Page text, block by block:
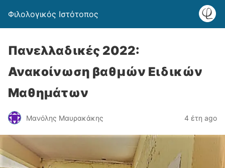
Φιλολογικός Ιστότοπος
Πανελλαδικές 2022:
Ανακοίνωση βαθμών Ειδικών
Μαθημάτων
Μανόλης Μαυρακάκης 4 έτη ago